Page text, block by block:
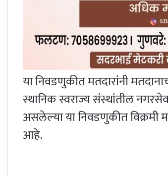
या निवडणुकीत मतदारांनी
स्थानिक स्वराज्य संस्थांतील
असलेल्या या निवडणुकीत विक्रमी
आहे.